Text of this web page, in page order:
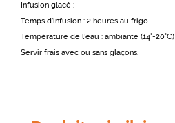
Infusion glacé :
Temps d’infusion : 2 heures au frigo
Température de l’eau : ambiante (14°-20°C)
Servir frais avec ou sans glaçons.